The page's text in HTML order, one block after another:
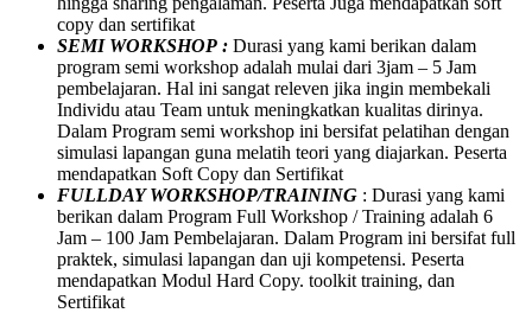
copy dan sertifikat
SEMI WORKSHOP : Durasi yang kami berikan dalam
program semi workshop adalah mulai dari 3jam – 5 Jam
pembelajaran. Hal ini sangat releven jika ingin membekali
Individu atau Team untuk meningkatkan kualitas dirinya.
Dalam Program semi workshop ini bersifat pelatihan dengan
simulasi lapangan guna melatih teori yang diajarkan. Peserta
mendapatkan Soft Copy dan Sertifikat
FULLDAY WORKSHOP/TRAINING : Durasi yang kami
berikan dalam Program Full Workshop / Training adalah 6
Jam – 100 Jam Pembelajaran. Dalam Program ini bersifat full
praktek, simulasi lapangan dan uji kompetensi. Peserta
mendapatkan Modul Hard Copy. toolkit training, dan
Sertifikat